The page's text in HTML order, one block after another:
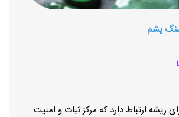
یشم
ریشه ارتباط دارد که مرکز ثبات و امنیت